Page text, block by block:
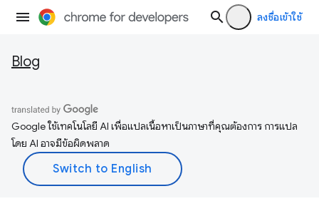
ลงชื่อเข้าใช้
Blog
Google ใช้เทคโนโลยี AI เพื่อแปลเนื้อหาเป็นภาษาที่คุณต้องการ การแปล
โดย AI อาจมีข้อผิดพลาด